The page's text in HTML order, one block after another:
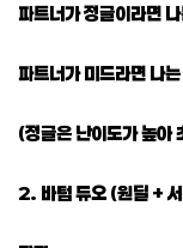
파트너가 정글이라면
파트너가 미드라면 나
(정글은 난이도가 높아
2. 바텀 듀오 (원딜 +